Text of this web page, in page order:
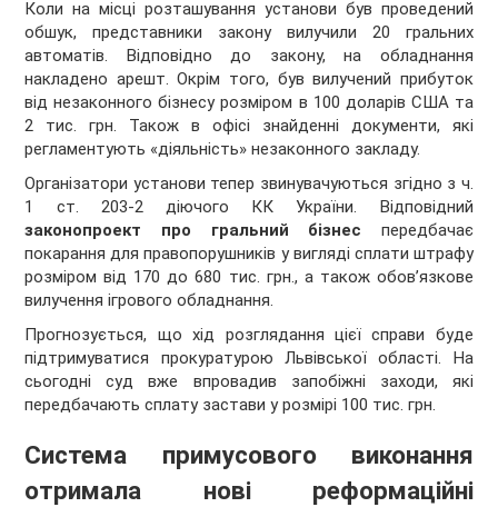
Коли на місці розташування установи був проведений
обшук, представники закону вилучили 20 гральних
автоматів. Відповідно до закону, на обладнання
накладено арешт. Окрім того, був вилучений прибуток
від незаконного бізнесу розміром в 100 доларів США та
2 тис. грн. Також в офісі знайденні документи, які
регламентують «діяльність» незаконного закладу.
Організатори установи тепер звинувачуються згідно з ч.
1 ст. 203-2 діючого КК України. Відповідний
законопроект про гральний бізнес передбачає
покарання для правопорушників у вигляді сплати штрафу
розміром від 170 до 680 тис. грн., а також обов’язкове
вилучення ігрового обладнання.
Прогнозується, що хід розглядання цієї справи буде
підтримуватися прокуратурою Львівської області. На
сьогодні суд вже впровадив запобіжні заходи, які
передбачають сплату застави у розмірі 100 тис. грн.
Система примусового виконання
отримала нові реформаційні